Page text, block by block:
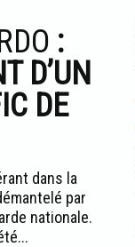
:
D’UN
DE
dans la
par
nationale.